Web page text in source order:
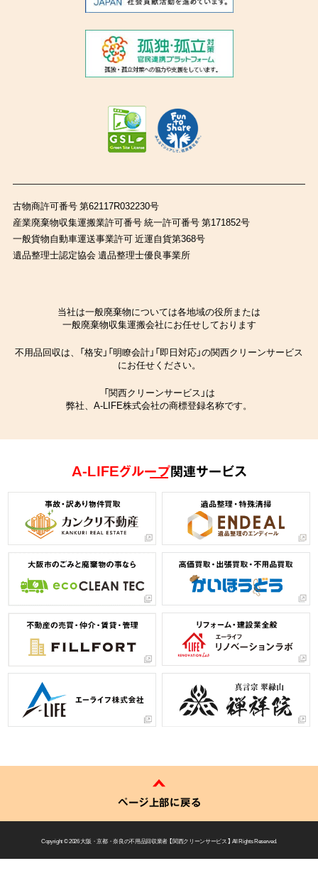
古物商許可番号 第62117R032230号
産業廃棄物収集運搬業許可番号 統一許可番号 第171852号
一般貨物自動車運送事業許可 近運自貨第368号
遺品整理士認定協会 遺品整理士優良事業所
当社は一般廃棄物については各地域の役所または
一般廃棄物収集運搬会社にお任せしております
不用品回収は、「格安」「明瞭会計」「即日対応」の関西クリーンサービス
にお任せください。
「関西クリーンサービス」は
弊社、A-LIFE株式会社の商標登録名称です。
A-LIFEグループ関連サービス
ページ上部に戻る
Copyright © 2026大阪・京都・奈良の不用品回収業者 【 関西クリーンサービス 】 All Rights Reserved.